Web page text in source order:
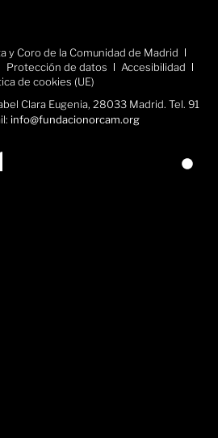
y Coro de la Comunidad de Madrid
Protección de datos
Accesibilidad
de cookies (UE)
Clara Eugenia, 28033 Madrid. Tel. 91
info@fundacionorcam.org